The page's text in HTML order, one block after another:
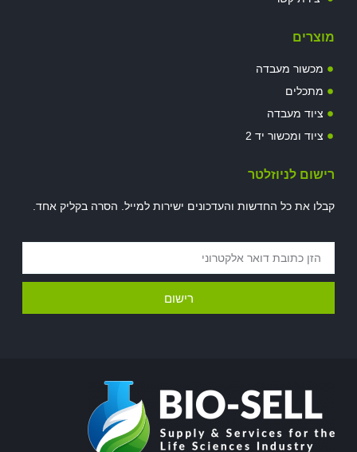
מוצרים
מכשור מעבדה
מתכלים
ציוד מעבדה
ציוד ומכשור יד 2
רישום לניוזלטר
קבלו את כל החדשות והעדכונים ישירות למייל. הסרה בקליק אחד.
רישום